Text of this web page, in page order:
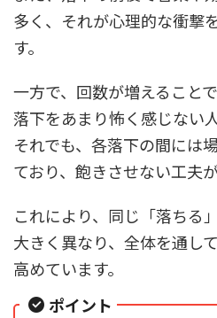
多く、それが心理的な衝撃
す。
一方で、回数が増えること
落下をあまり怖く感じない
それでも、各落下の間には
ており、飽きさせない工夫
これにより、同じ「落ちる
大きく異なり、全体を通し
高めています。
ポイント